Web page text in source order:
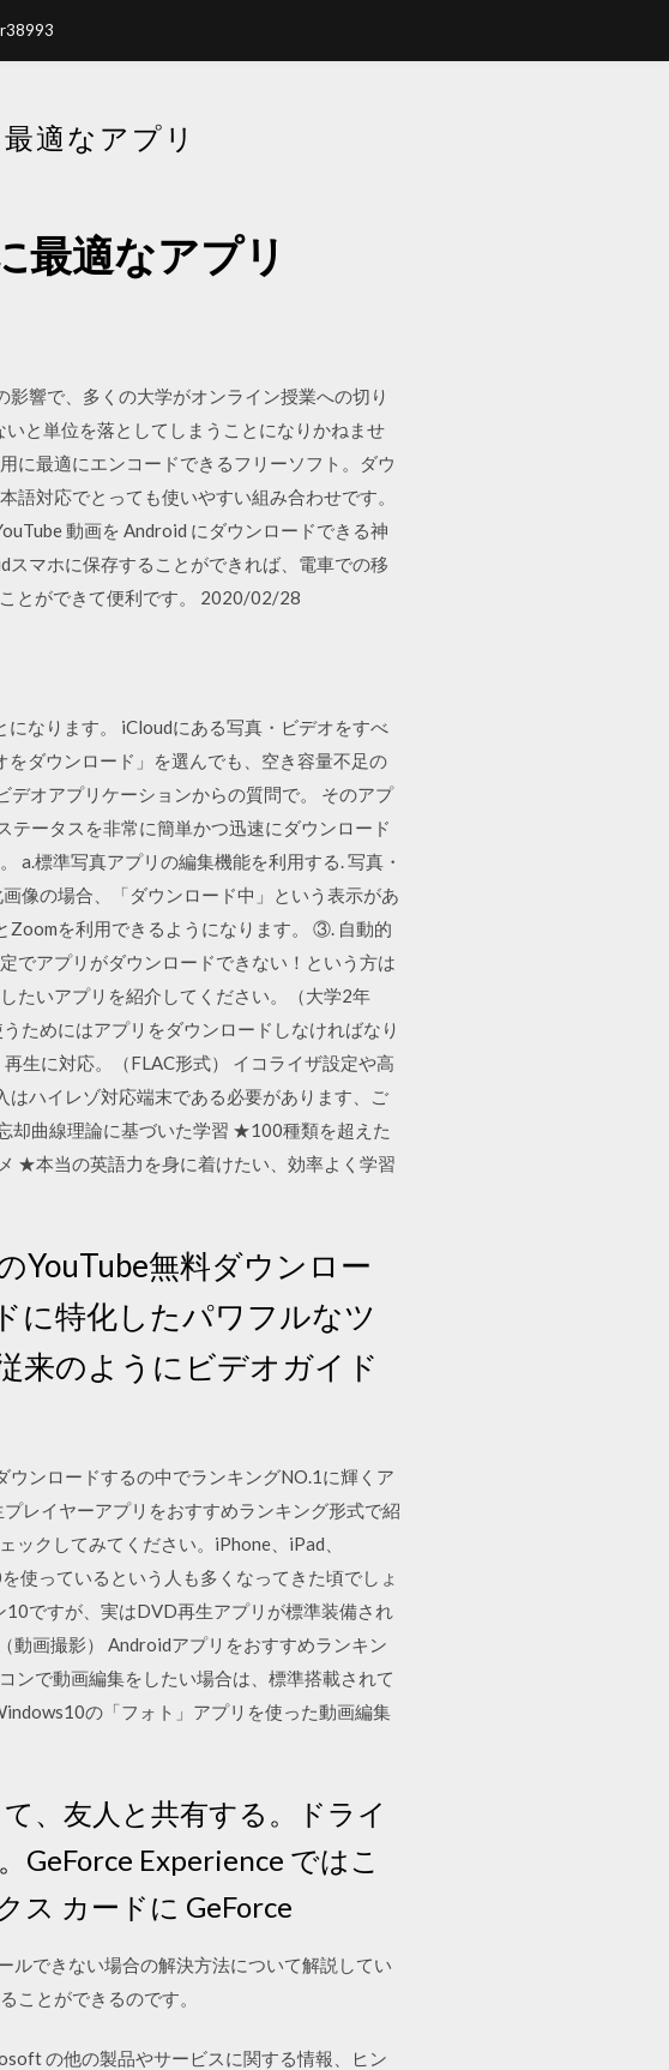
適なアプリ
最適なアプリ
響で、多くの大学がオンライン授業への切り
と単位を落としてしまうことになりかねませ
最適にエンコードできるフリーソフト。ダウ
対応でとっても使いやすい組み合わせです。
動画を Android にダウンロードできる神
スマホに保存することができれば、電車での移
とができて便利です。 2020/02/28
なります。 iCloudにある写真・ビデオをすべ
ダウンロード」を選んでも、空き容量不足の
デオアプリケーションからの質問で。 そのアプ
ータスを非常に簡単かつ迅速にダウンロード
a.標準写真アプリの編集機能を利用する. 写真・
像の場合、「ダウンロード中」という表示があ
Zoomを利用できるようになります。 ③. 自動的
でアプリがダウンロードできない！という方は
たいアプリを紹介してください。（大学2年
ためにはアプリをダウンロードしなければなり
生に対応。（FLAC形式） イコライザ設定や高
ハイレゾ対応端末である必要があります、ご
却曲線理論に基づいた学習 ★100種類を超えた
★本当の英語力を身に着けたい、効率よく学習
YouTube無料ダウンロー
に特化したパワフルなツ
来のようにビデオガイド
ンロードするの中でランキングNO.1に輝くア
レイヤーアプリをおすすめランキング形式で紹
クしてみてください。iPhone、iPad、
使っているという人も多くなってきた頃でしょ
ですが、実はDVD再生アプリが標準装備され
動画撮影） Androidアプリをおすすめランキン
ンで動画編集をしたい場合は、標準搭載されて
の「フォト」アプリを使った動画編集
、友人と共有する。ドライ
Experience ではこ
ス カードに GeForce
できない場合の解決方法について解説してい
ことができるのです。
の他の製品やサービスに関する情報、ヒン